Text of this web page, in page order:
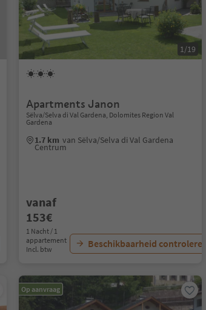
1/19
Apartments Janon
Sëlva/Selva di Val Gardena, Dolomites Region Val
Gardena
1.7 km van Sëlva/Selva di Val Gardena
Centrum
vanaf
153€
1 Nacht / 1
appartement
Incl. btw
Beschikbaarheid controleren
Op aanvraag